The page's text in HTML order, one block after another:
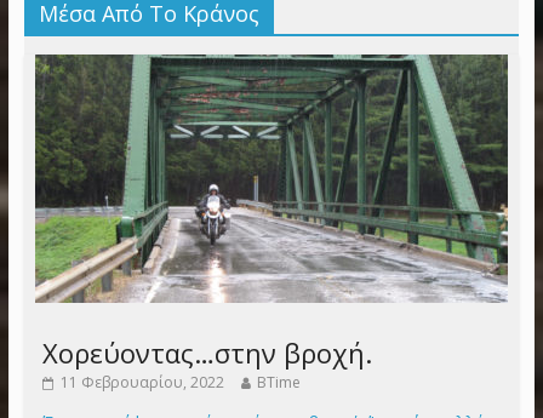
Μέσα Από Το Κράνος
Χορεύοντας…στην βροχή.
11 Φεβρουαρίου, 2022 BTime